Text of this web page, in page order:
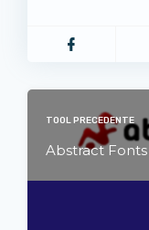
TOOL PRECEDENTE
Abstract Fonts